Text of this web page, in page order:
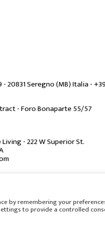
20831 Seregno (MB) Italia -+39
- Foro Bonaparte 55/57
- 222 W Superior St.
Trib.
by remembering your
to provide a controlled